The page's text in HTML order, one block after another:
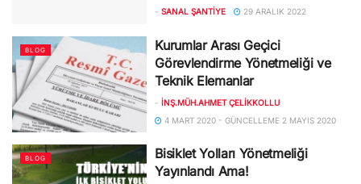
- SANAL ŞANTIYE 29 ARALIK 2022
BLOG
Kurumlar Arası Geçici
Görevlendirme Yönetmeliği ve
Teknik Elemanlar
- İNŞ.MÜH.AHMET ÇELIKKOLLU
4 MART 2020 - GÜNCELLEME 2 MAYIS 2020
BLOG
Bisiklet Yolları Yönetmeliği
Yayınlandı Ama!